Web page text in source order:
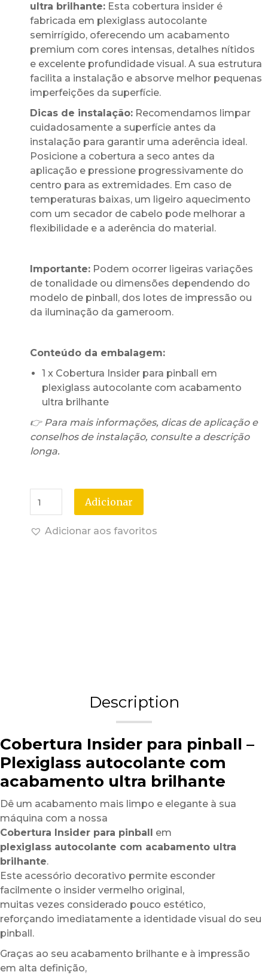
ultra brilhante: Esta cobertura insider é
fabricada em plexiglass autocolante
semirrígido, oferecendo um acabamento
premium com cores intensas, detalhes nítidos
e excelente profundidade visual. A sua estrutura
facilita a instalação e absorve melhor pequenas
imperfeições da superfície.
Dicas de instalação: Recomendamos limpar
cuidadosamente a superfície antes da
instalação para garantir uma aderência ideal.
Posicione a cobertura a seco antes da
aplicação e pressione progressivamente do
centro para as extremidades. Em caso de
temperaturas baixas, um ligeiro aquecimento
com um secador de cabelo pode melhorar a
flexibilidade e a aderência do material.
Importante: Podem ocorrer ligeiras variações
de tonalidade ou dimensões dependendo do
modelo de pinball, dos lotes de impressão ou
da iluminação da gameroom.
Conteúdo da embalagem:
1 x Cobertura Insider para pinball em
plexiglass autocolante com acabamento
ultra brilhante
👉 Para mais informações, dicas de aplicação e
conselhos de instalação, consulte a descrição
longa.
Adicionar
Adicionar aos favoritos
Description
Cobertura Insider para pinball –
Plexiglass autocolante com
acabamento ultra brilhante
Dê um acabamento mais limpo e elegante à sua
máquina com a nossa
Cobertura Insider para pinball em
plexiglass autocolante com acabamento ultra
brilhante.
Este acessório decorativo permite esconder
facilmente o insider vermelho original,
muitas vezes considerado pouco estético,
reforçando imediatamente a identidade visual do seu
pinball.
Graças ao seu acabamento brilhante e à impressão
em alta definição,